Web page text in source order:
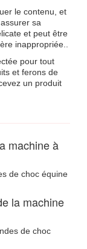
le contenu, et
sa
et peut être
inappropriée..
pour tout
et ferons de
un produit
machine à
de choc équine
la machine
de choc